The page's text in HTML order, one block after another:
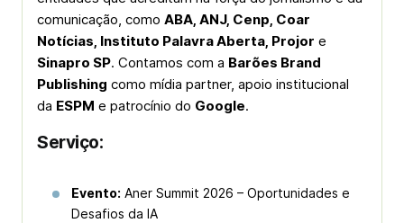
comunicação, como ABA, ANJ, Cenp, Coar
Notícias, Instituto Palavra Aberta, Projor e
Sinapro SP. Contamos com a Barões Brand
Publishing como mídia partner, apoio institucional
da ESPM e patrocínio do Google.
Serviço:
Evento: Aner Summit 2026 – Oportunidades e
Desafios da IA